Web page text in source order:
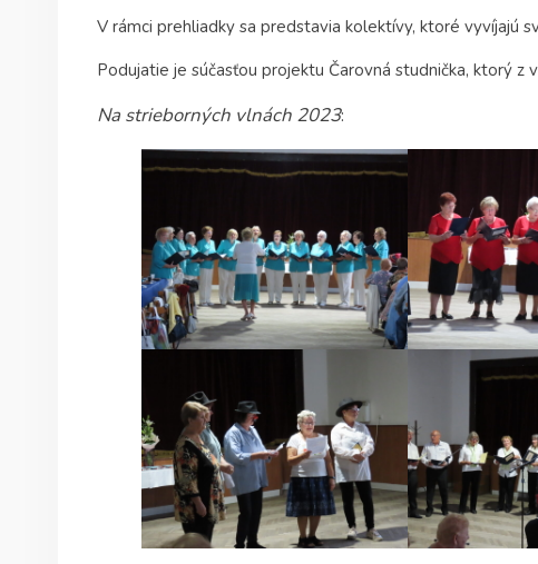
V rámci prehliadky sa predstavia kolektívy, ktoré vyvíjajú
Podujatie je súčasťou projektu Čarovná studnička, ktorý
Na strieborných vlnách 2023: